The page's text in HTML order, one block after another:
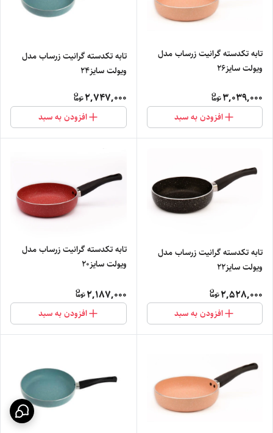
تابه تکدسته گرانیت زرساب مدل
ویولت سایز۲۶
3,039,000
افزودن به سبد
تابه تکدسته گرانیت زرساب مدل
ویولت سایز۲۴
2,747,000
افزودن به سبد
تابه تکدسته گرانیت زرساب مدل
ویولت سایز۲۲
2,528,000
افزودن به سبد
تابه تکدسته گرانیت زرساب مدل
ویولت سایز۲۰
2,187,000
افزودن به سبد